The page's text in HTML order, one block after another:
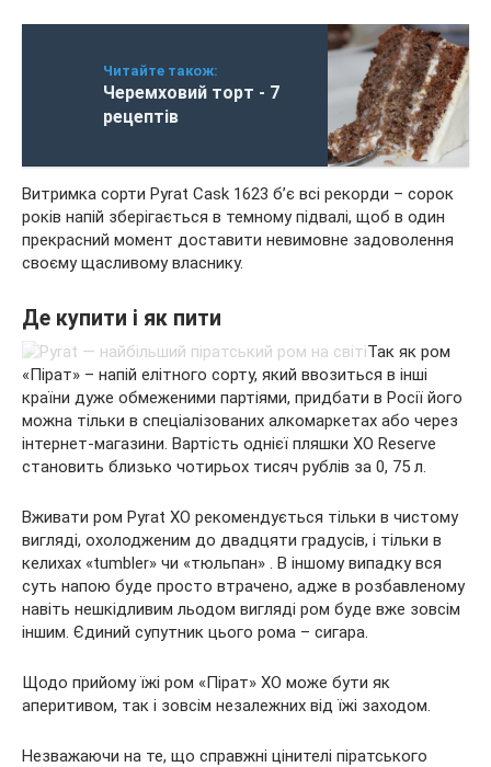
Читайте також:
Черемховий торт - 7
рецептів
Витримка сорти Pyrat Cask 1623 б’є всі рекорди – сорок
років напій зберігається в темному підвалі, щоб в один
прекрасний момент доставити невимовне задоволення
своєму щасливому власнику.
Де купити і як пити
Так як ром
«Пірат» – напій елітного сорту, який ввозиться в інші
країни дуже обмеженими партіями, придбати в Росії його
можна тільки в спеціалізованих алкомаркетах або через
інтернет-магазини. Вартість однієї пляшки XO Reserve
становить близько чотирьох тисяч рублів за 0, 75 л.
Вживати ром Pyrat XO рекомендується тільки в чистому
вигляді, охолодженим до двадцяти градусів, і тільки в
келихах «tumbler» чи «тюльпан» . В іншому випадку вся
суть напою буде просто втрачено, адже в розбавленому
навіть нешкідливим льодом вигляді ром буде вже зовсім
іншим. Єдиний супутник цього рома – сигара.
Щодо прийому їжі ром «Пірат» XO може бути як
аперитивом, так і зовсім незалежних від їжі заходом.
Незважаючи на те, що справжні цінителі піратського